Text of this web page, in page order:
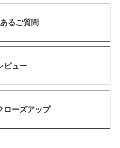
るご質問
ビュー
ローズアップ